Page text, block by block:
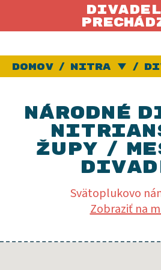
Domov Nitra
Národné
župy /
župy
Svätoplukovo
Zobraziť na